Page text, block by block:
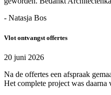
- Natasja Bos
Vlot ontvangst offertes
20 juni 2026
Na de offertes een afspraak
Het complete project was daarna